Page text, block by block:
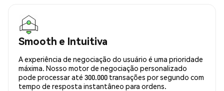
Smooth e Intuitiva
A experiência de negociação do usuário é uma prioridade
máxima. Nosso motor de negociação personalizado
pode processar até 300.000 transações por segundo com
tempo de resposta instantâneo para ordens.